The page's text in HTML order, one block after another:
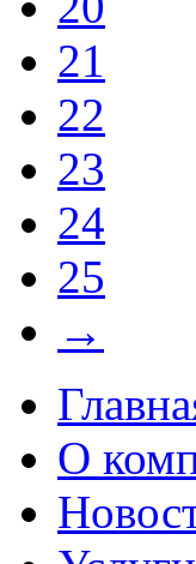
21
22
23
24
25
→
О